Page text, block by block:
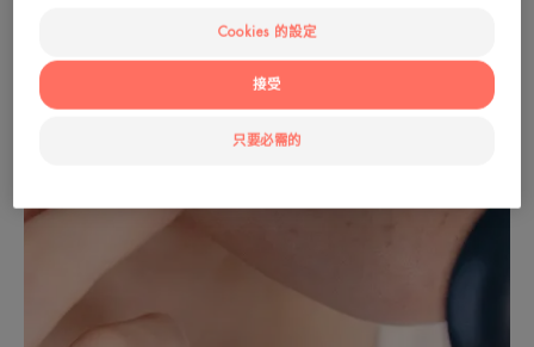
Cookies 的設定
只要必需的
接受